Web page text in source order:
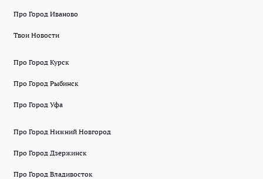
Про Город Иваново
Твои Новости
Про Город Курск
Про Город Рыбинск
Про Город Уфа
Про Город Нижний Новгород
Про Город Дзержинск
Про Город Владивосток